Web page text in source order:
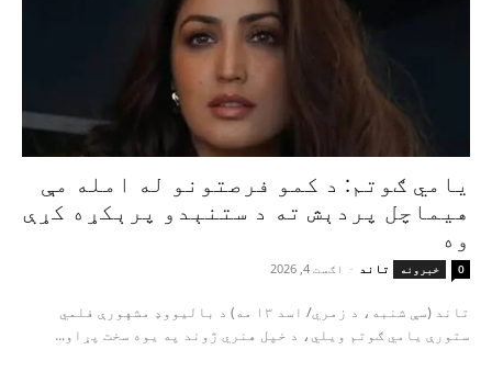
یامي ګوتم: د کمو فرصتونو له امله مې
هیماچل پردېش ته د ستنېدو پرېکړه کړې
وه
خبرونه تاند - اګست 4, 2026 0
تاند (سې شنبه، د زمري/ اسد ۱۳ مه) د بالیووډ مشهورې فلمي
ستورې یامي ګوتم ویلي، د خپل هنري ژوند په یوه سخت پړاو...